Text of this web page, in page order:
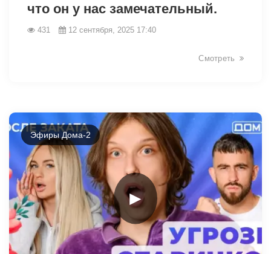
14054
что он у нас замечательный.
431 12 сентября, 2025 17:40
Смотреть
►
Эфиры Дома-2